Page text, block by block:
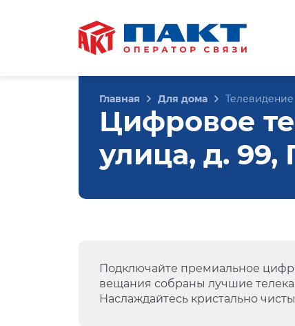
Главная Для дома Телевидение
Цифровое
улица, д.
Подключайте премиальное
вещания собраны лучшие
Наслаждайтесь кристально